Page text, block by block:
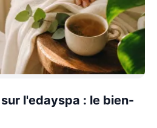
l'edayspa : le bien-